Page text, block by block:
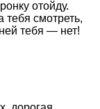
отойду.
смотреть,
тебя — нет!